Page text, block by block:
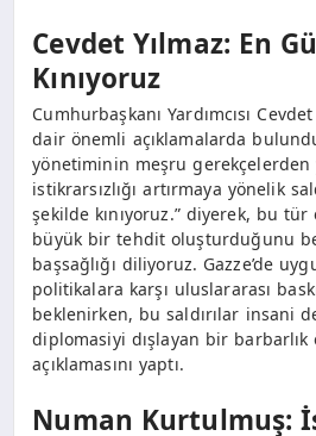
Cevdet Yılmaz: En
Kınıyoruz
Cumhurbaşkanı Yardımcısı
dair önemli açıklamalarda
yönetiminin meşru gerekçelerden
istikrarsızlığı artırmaya yönelik
şekilde kınıyoruz.” diyerek, bu
büyük bir tehdit oluşturduğunu
başsağlığı diliyoruz. Gazze’de
politikalara karşı uluslararası
beklenirken, bu saldırılar insani
diplomasiyi dışlayan bir barbarlık
açıklamasını yaptı.
Numan Kurtulmuş: